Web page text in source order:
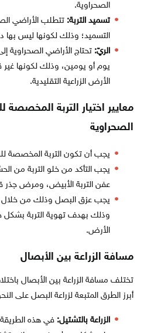
الصحراوية.
تسميد التربة: تتطلب الأراضي
التسميد؛ وذلك لكونها ليس بها
الريّ: تحتاج الأراضي الصحراوية
يوم أو يومين، وذلك لكونها
الأرض الزراعية التقليدية.
معايير اختيار التربة المخصصة
الصحراوية
يجب أن تكون التربة المخصصة
يجب التأكد من خلو التربة من
عفن التربة الأبيض، ومرض جذر
وذلك بهدف تهوية التربة
الأرض.
مسافة الزراعة بين الأبصال
تختلف مسافة الزراعة بين الأبصال
أبرز الطرق المتبعة لزراعة البصل على
الزراعة بالتشتيل: في هذه الطريقة